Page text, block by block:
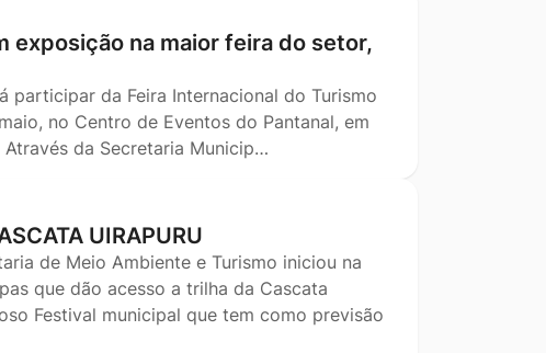
exposição na maior feira do setor,
participar da Feira Internacional do Turismo
no Centro de Eventos do Pantanal, em
Através da Secretaria Municip…
UIRAPURU
de Meio Ambiente e Turismo iniciou na
que dão acesso a trilha da Cascata
Festival municipal que tem como previsão